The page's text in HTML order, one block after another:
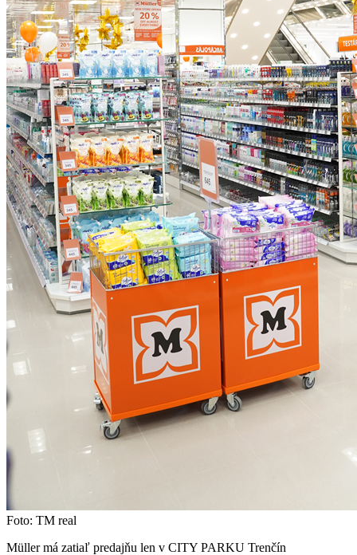
Foto: TM real
Müller má zatiaľ predajňu len v CITY PARKU Trenčín